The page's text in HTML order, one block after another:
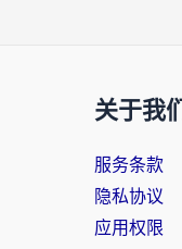
关于我们
服务条款
隐私协议
应用权限